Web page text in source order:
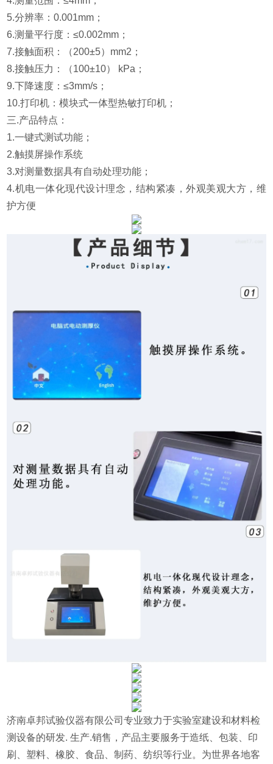
5.分辨率：0.001mm；
6.测量平行度：≤0.002mm；
7.接触面积：（200±5）mm2；
8.接触压力：（100±10） kPa；
9.下降速度：≤3mm/s；
10.打印机：模块式一体型热敏打印机；
三.产品特点：
1.一键式测试功能；
2.触摸屏操作系统
3.对测量数据具有自动处理功能；
4.机电一体化现代设计理念，结构紧凑，外观美观大方，维
护方便
济南卓邦试验仪器有限公司专业致力于实验室建设和材料检
测设备的研发.生产.销售，产品主要服务于造纸、包装、印
刷、塑料、橡胶、食品、制药、纺织等行业。为世界各地客